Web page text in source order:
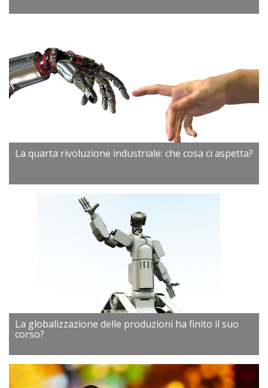
La quarta rivoluzione industriale: che cosa ci aspetta?
La globalizzazione delle produzioni ha finito il suo
corso?